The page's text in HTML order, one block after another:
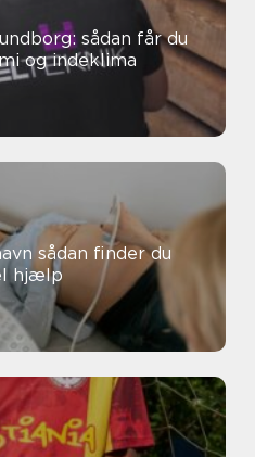
sådan får du
og indeklima
du
hjælp